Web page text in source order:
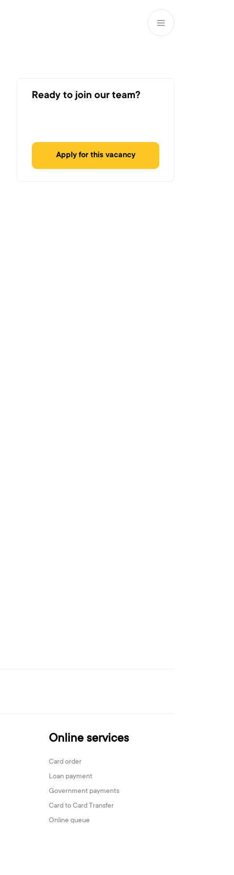
EN
Ready to join our team?
Apply for this vacancy
Online services
Card order
Loan payment
Government payments
Card to Card Transfer
Online queue